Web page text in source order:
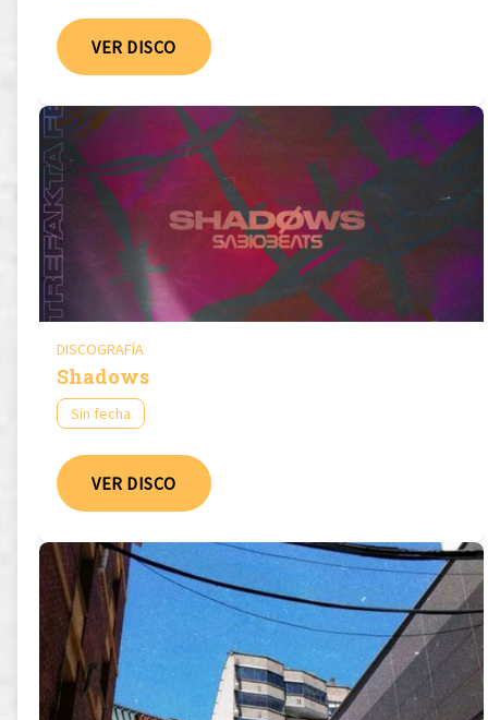
VER DISCO
DISCOGRAFÍA
Shadows
Sin fecha
VER DISCO